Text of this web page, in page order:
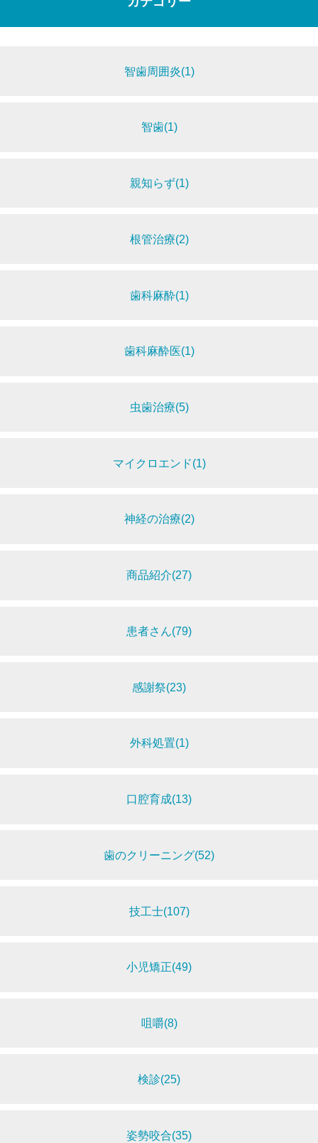
智歯周囲炎(1)
智歯(1)
親知らず(1)
根管治療(2)
歯科麻酔(1)
歯科麻酔医(1)
虫歯治療(5)
マイクロエンド(1)
神経の治療(2)
商品紹介(27)
患者さん(79)
感謝祭(23)
外科処置(1)
口腔育成(13)
歯のクリーニング(52)
技工士(107)
小児矯正(49)
咀嚼(8)
検診(25)
姿勢咬合(35)